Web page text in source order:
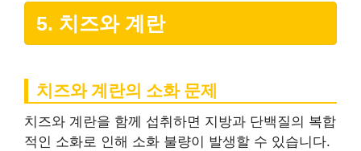
5. 치즈와 계란
치즈와 계란의 소화 문제
치즈와 계란을 함께 섭취하면 지방과 단백질의 복합
적인 소화로 인해 소화 불량이 발생할 수 있습니다.